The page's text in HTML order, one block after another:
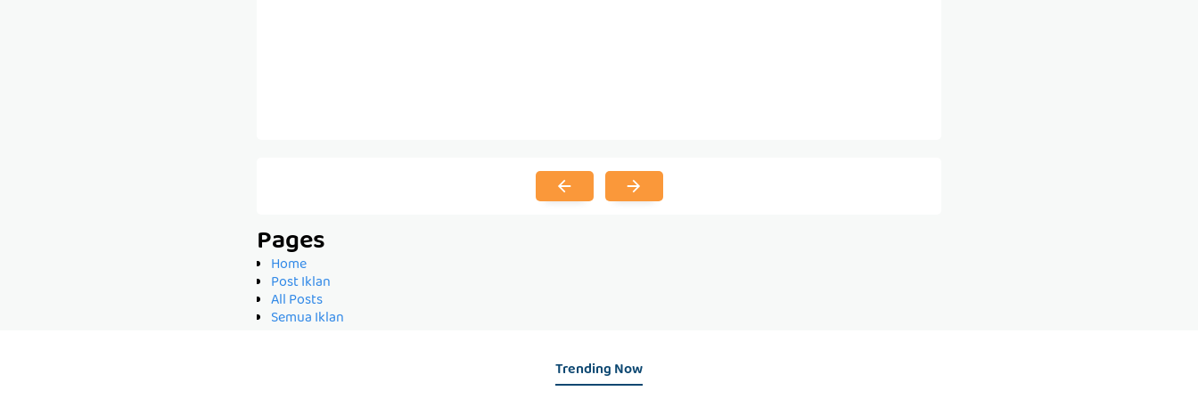
Pages
Home
Post Iklan
All Posts
Semua Iklan
Trending Now